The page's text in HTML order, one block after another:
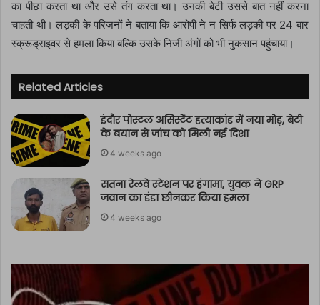
का पीछा करता था और उसे तंग करता था। उनकी बेटी उससे बात नहीं करना
चाहती थी। लड़की के परिजनों ने बताया कि आरोपी ने न सिर्फ लड़की पर 24 बार
स्क्रूड्राइवर से हमला किया बल्कि उसके निजी अंगों को भी नुकसान पहुंचाया।
Related Articles
इंदौर पोस्टल असिस्टेंट हत्याकांड में नया मोड़, बेटी
के बयान से जांच को मिली नई दिशा
4 weeks ago
सतना रेलवे स्टेशन पर हंगामा, युवक ने GRP
जवान का डंडा छीनकर किया हमला
4 weeks ago